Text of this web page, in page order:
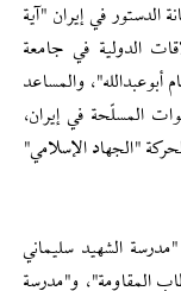
في إیران "آية
الدولية في جامعة
والمساعد
المسلّحة في إیران،
"الجهاد الإسلامي"
الشهيد سليماني
المقاومة"، و"مدرسة